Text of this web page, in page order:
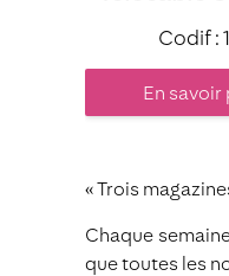
Codif :
En savoir
« Trois
Chaque
que toutes les